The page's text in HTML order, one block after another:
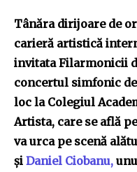
Tânăra dirijoare de
carieră artistică
invitata Filarmonicii
concertul simfonic
loc la Colegiul
Artista, care se află
va urca pe scenă
și Daniel Ciobanu,